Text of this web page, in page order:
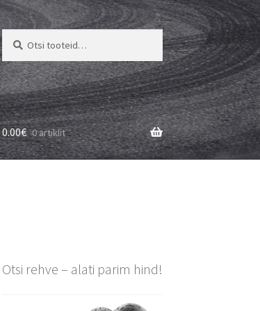
Otsi:
Otsi
0.00€ 0 artiklit
Otsi rehve – alati parim hind!